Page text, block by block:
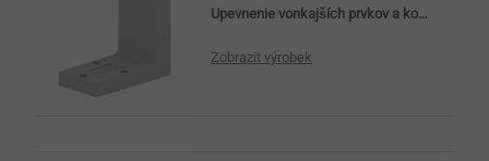
Upevnenie vonkajších prvkov a konštrukcií na ETICS
Zobrazit výrobek